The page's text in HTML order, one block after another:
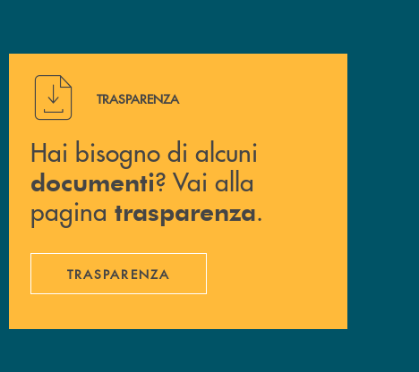
Hai bisogno di alcuni documenti ? Vai alla pagina
TRASPARENZA
Hai bisogno di alcuni
documenti? Vai alla
pagina trasparenza.
TRASPARENZA